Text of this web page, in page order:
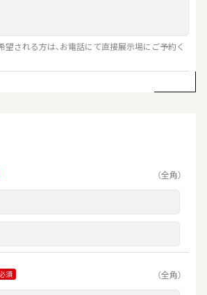
される方は、お電話にて直接展示場にご予約く
（全角）
須 （全角）